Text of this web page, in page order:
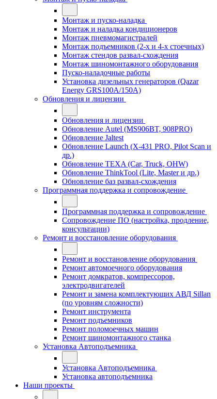
Монтаж и пуско-наладка
Монтаж и наладка кондиционеров
Монтаж пневмомагистралей
Монтаж подъемников (2-х и 4-х стоечных)
Монтаж стендов развал-схождения
Монтаж шиномонтажного оборудования
Пуско-наладочные работы
Установка дизельных генераторов (Qazar
Energy GRS100A/150A)
Обновления и лицензии
Обновления и лицензии
Обновление Autel (MS906BT, 908PRO)
Обновление Jaltest
Обновление Launch (X-431 PRO, Pilot Scan и
др.)
Обновление TEXA (Car, Truck, OHW)
Обновление ThinkTool (Lite, Master и др.)
Обновление баз развал-схождения
Программная поддержка и сопровождение
Программная поддержка и сопровождение
Сопровождение ПО (настройка, продление,
консультации)
Ремонт и восстановление оборудования
Ремонт и восстановление оборудования
Ремонт автомоечного оборудования
Ремонт домкратов, компрессоров,
электродвигателей
Ремонт и замена комплектующих АВД Sillan
(по уровням сложности)
Ремонт инструмента
Ремонт подъемников
Ремонт поломоечных машин
Ремонт шиномонтажного станка
Установка Автоподъемника
Установка Автоподъемника
Установка автоподъемника
Наши проекты